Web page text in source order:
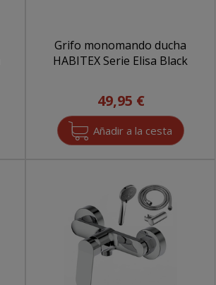
Grifo monomando ducha
HABITEX Serie Elisa Black
49,95 €